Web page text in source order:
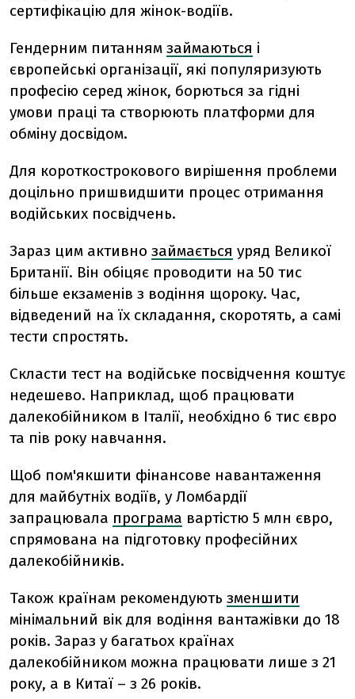
сертифікацію для жінок-водіїв.
Гендерним питанням займаються і
європейські організації, які популяризують
професію серед жінок, борються за гідні
умови праці та створюють платформи для
обміну досвідом.
Для короткострокового вирішення проблеми
доцільно пришвидшити процес отримання
водійських посвідчень.
Зараз цим активно займається уряд Великої
Британії. Він обіцяє проводити на 50 тис
більше екзаменів з водіння щороку. Час,
відведений на їх складання, скоротять, а самі
тести спростять.
Скласти тест на водійське посвідчення коштує
недешево. Наприклад, щоб працювати
далекобійником в Італії, необхідно 6 тис євро
та пів року навчання.
Щоб пом'якшити фінансове навантаження
для майбутніх водіїв, у Ломбардії
запрацювала програма вартістю 5 млн євро,
спрямована на підготовку професійних
далекобійників.
Також країнам рекомендують зменшити
мінімальний вік для водіння вантажівки до 18
років. Зараз у багатьох країнах
далекобійником можна працювати лише з 21
року, а в Китаї – з 26 років.